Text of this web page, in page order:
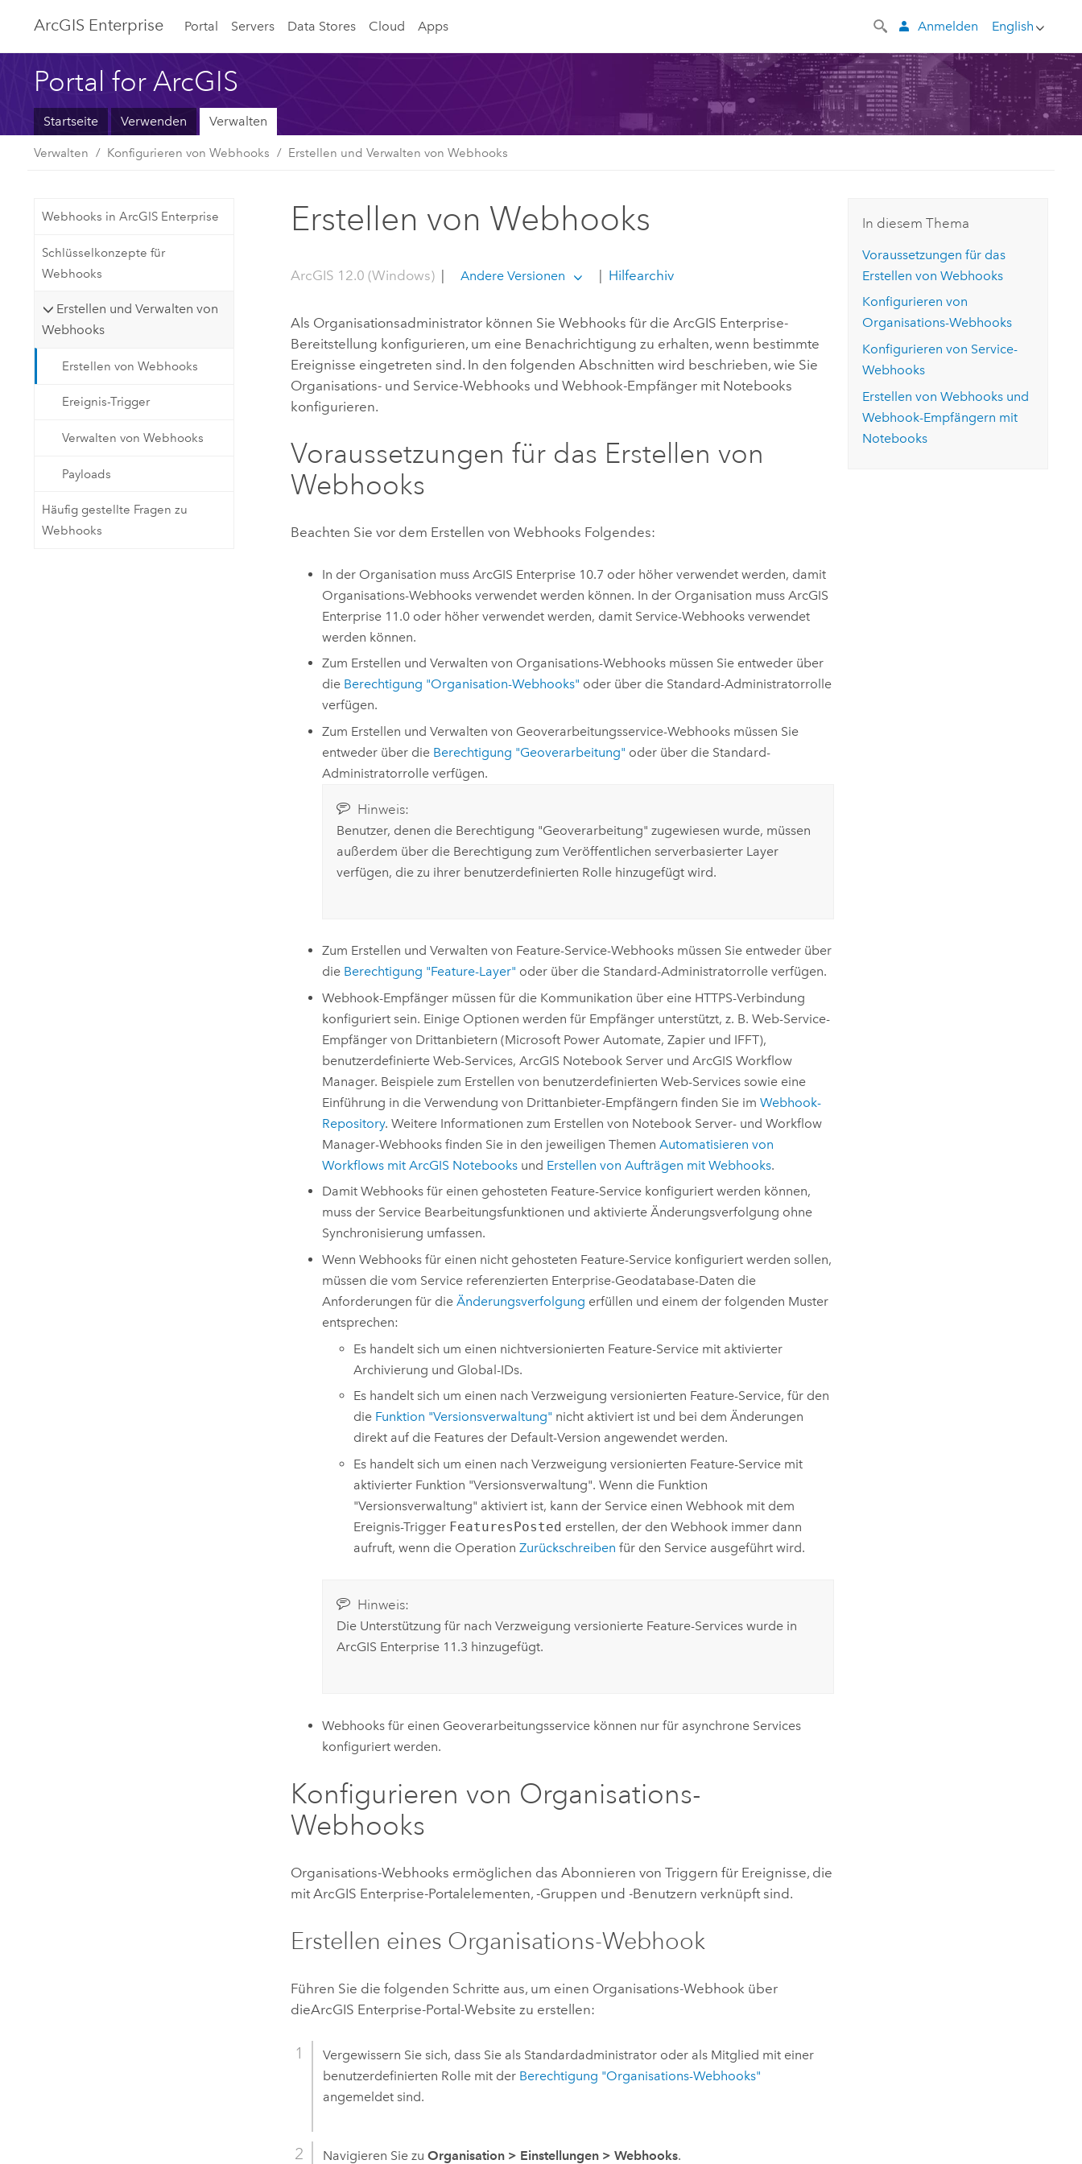
ArcGIS Enterprise Portal Servers Data Stores Cloud Apps English
Anmelden
Portal for ArcGIS
Startseite Verwenden Verwalten
Verwalten Konfigurieren von Webhooks Erstellen und Verwalten von Webhooks
Webhooks in ArcGIS Enterprise
Schlüsselkonzepte für
Webhooks
Erstellen und Verwalten von
Webhooks
Erstellen von Webhooks
Ereignis-Trigger
Verwalten von Webhooks
Payloads
Häufig gestellte Fragen zu
Webhooks
Erstellen von Webhooks
ArcGIS 12.0 (Windows) | Andere Versionen | Hilfearchiv
Als Organisationsadministrator können Sie Webhooks für dieArcGIS Enterprise-
Bereitstellung konfigurieren, um eine Benachrichtigung zu erhalten, wenn bestimmte
Ereignisse eingetreten sind. In den folgenden Abschnitten wird beschrieben, wie Sie
Organisations- und Service-Webhooks und Webhook-Empfänger mit Notebooks
konfigurieren.
Voraussetzungen für das Erstellen von
Webhooks
Beachten Sie vor dem Erstellen von Webhooks Folgendes:
In der Organisation muss ArcGIS Enterprise10.7 oder höher verwendet werden, damit
Organisations-Webhooks verwendet werden können. In der Organisation muss ArcGIS
Enterprise11.0 oder höher verwendet werden, damit Service-Webhooks verwendet
werden können.
Zum Erstellen und Verwalten von Organisations-Webhooks müssen Sie entweder über
die Berechtigung "Organisation-Webhooks" oder über die Standard-Administratorrolle
verfügen.
Zum Erstellen und Verwalten von Geoverarbeitungsservice-Webhooks müssen Sie
entweder über die Berechtigung "Geoverarbeitung" oder über die Standard-
Administratorrolle verfügen.
Hinweis:
Benutzer, denen die Berechtigung "Geoverarbeitung" zugewiesen wurde, müssen
außerdem über die Berechtigung zum Veröffentlichen serverbasierter Layer
verfügen, die zu ihrer benutzerdefinierten Rolle hinzugefügt wird.
Zum Erstellen und Verwalten von Feature-Service-Webhooks müssen Sie entweder über
die Berechtigung "Feature-Layer" oder über die Standard-Administratorrolle verfügen.
Webhook-Empfänger müssen für die Kommunikation über eine HTTPS-Verbindung
konfiguriert sein. Einige Optionen werden für Empfänger unterstützt, z. B. Web-Service-
Empfänger von Drittanbietern (Microsoft Power Automate, Zapierund IFFT),
benutzerdefinierte Web-Services, ArcGIS Notebook Serverund ArcGIS Workflow
Manager. Beispiele zum Erstellen von benutzerdefinierten Web-Services sowie eine
Einführung in die Verwendung von Drittanbieter-Empfängern finden Sie im Webhook-
Repository. Weitere Informationen zum Erstellen von Notebook Server- und Workflow
Manager-Webhooks finden Sie in den jeweiligen Themen Automatisieren von
Workflows mit ArcGIS Notebooksund Erstellen von Aufträgen mit Webhooks.
Damit Webhooks für einen gehosteten Feature-Service konfiguriert werden können,
muss der Service Bearbeitungsfunktionen und aktivierte Änderungsverfolgung ohne
Synchronisierung umfassen.
Wenn Webhooks für einen nicht gehosteten Feature-Service konfiguriert werden sollen,
müssen die vom Service referenzierten Enterprise-Geodatabase-Daten die
Anforderungen für die Änderungsverfolgung erfüllen und einem der folgenden Muster
entsprechen:
Es handelt sich um einen nichtversionierten Feature-Service mit aktivierter
Archivierung und Global-IDs.
Es handelt sich um einen nach Verzweigung versionierten Feature-Service, für den
die Funktion "Versionsverwaltung" nicht aktiviert ist und bei dem Änderungen
direkt auf die Features der Default-Version angewendet werden.
Es handelt sich um einen nach Verzweigung versionierten Feature-Service mit
aktivierter Funktion "Versionsverwaltung". Wenn die Funktion
"Versionsverwaltung" aktiviert ist, kann der Service einen Webhook mit dem
Ereignis-Trigger FeaturesPosted erstellen, der den Webhook immer dann
aufruft, wenn die Operation Zurückschreiben für den Service ausgeführt wird.
Hinweis:
Die Unterstützung für nach Verzweigung versionierte Feature-Services wurde in
ArcGIS Enterprise 11.3 hinzugefügt.
Webhooks für einen Geoverarbeitungsservice können nur für asynchrone Services
konfiguriert werden.
Konfigurieren von Organisations-
Webhooks
Organisations-Webhooks ermöglichen das Abonnieren von Triggern für Ereignisse, die
mitArcGIS Enterprise-Portalelementen, -Gruppen und -Benutzern verknüpft sind.
Erstellen eines Organisations-Webhook
Führen Sie die folgenden Schritte aus, um einen Organisations-Webhook über
dieArcGIS Enterprise-Portal-Website zu erstellen:
Vergewissern Sie sich, dass Sie als Standardadministrator oder als Mitglied mit einer
benutzerdefinierten Rolle mit der Berechtigung "Organisations-Webhooks"
angemeldet sind.
Navigieren Sie zuOrganisation > Einstellungen > Webhooks.
In diesem Thema
Voraussetzungen für das
Erstellen von Webhooks
Konfigurieren von
Organisations-Webhooks
Konfigurieren von Service-
Webhooks
Erstellen von Webhooks und
Webhook-Empfängern mit
Notebooks